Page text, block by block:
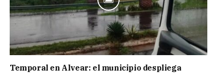
Temporal en Alvear: el municipio despliega